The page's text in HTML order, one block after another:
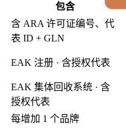
包含
含 ARA 许可证编号、代
表 ID + GLN
EAK 注册 · 含授权代表
EAK 集体回收系统 · 含
授权代表
每增加 1 个品牌